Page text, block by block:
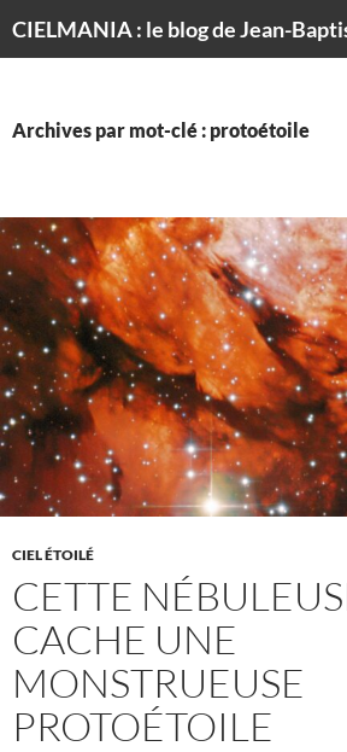
Archives par mot-clé : protoétoile
CIEL ÉTOILÉ
CETTE
CACHE UNE
MONSTRUEUSE
PROTOÉTOILE